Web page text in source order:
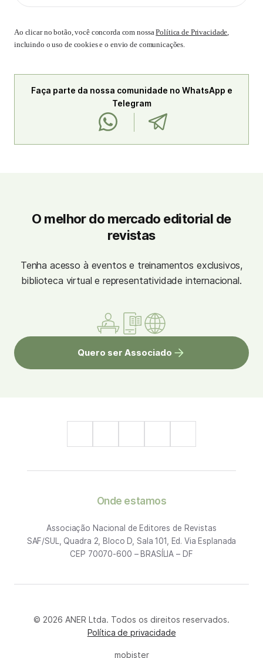
Ao clicar no botão, você concorda com nossaPolítica de Privacidade,
incluindo o uso de cookies e o envio de comunicações.
Faça parte da nossa comunidade no WhatsApp e
Telegram
O melhor do mercado editorial de
revistas
Tenha acesso à eventos e treinamentos exclusivos,
biblioteca virtual e representatividade internacional.
Quero ser Associado
Onde estamos
Associação Nacional de Editores de Revistas
SAF/SUL, Quadra 2, Bloco D, Sala 101, Ed. Via Esplanada
CEP 70070-600 – BRASÍLIA – DF
© 2026 ANER Ltda. Todos os direitos reservados.
Política de privacidade
mobister